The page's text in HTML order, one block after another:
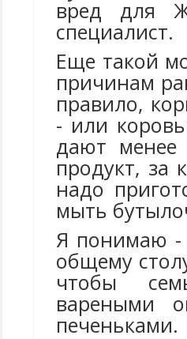
вред для
специалист.
Еще такой
причинам
правило,
- или
дают менее
продукт, за
надо
мыть
Я понимаю -
общему
чтобы
вареными
печеньками.